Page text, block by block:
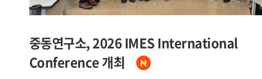
1978년 11기 3중전회를 계기로 계급투쟁 노선에서 경제건설
개선의 필요성을 인식하기 시작했으며, 한국 역시 홍콩을 통한
간접무역과 1983년 중국 민항기 불시착 사건, 1985년 어뢰정
반환 교섭 등에서 보인 우호적 태도로 중국 지도부의 신뢰를
중동연구소, 2026 IMES International
Conference 개최